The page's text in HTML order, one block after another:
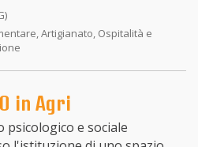
Artigianato, Ospitalità e
in Agri
psicologico e sociale